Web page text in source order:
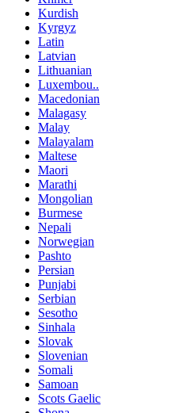
Kurdish
Kyrgyz
Latin
Latvian
Lithuanian
Luxembou..
Macedonian
Malagasy
Malay
Malayalam
Maltese
Maori
Marathi
Mongolian
Burmese
Nepali
Norwegian
Pashto
Persian
Punjabi
Serbian
Sesotho
Sinhala
Slovak
Slovenian
Somali
Samoan
Scots Gaelic